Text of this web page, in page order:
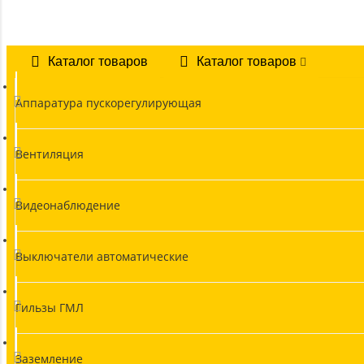
Каталог товаров Каталог товаров
Аппаратура пускорегулирующая
Вентиляция
Видеонаблюдение
Выключатели автоматические
Гильзы ГМЛ
Заземление